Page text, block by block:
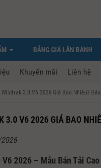
BẢNG GIÁ LĂN BÁNH
Khuyến mãi Liên hệ
Wildtrak 3.0 V6 2026 Giá Bao Nhiêu?
3.0 V6 2026 GIÁ BAO
2026 – Mẫu Bán Tải